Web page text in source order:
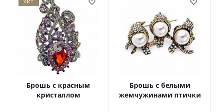
ХИТ
Брошь с красным
кристаллом
Брошь с белыми
жемчужинами птички